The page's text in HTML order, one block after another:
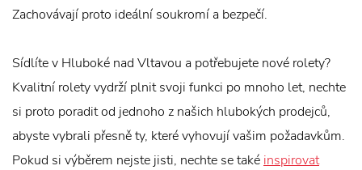
Zachovávají proto ideální soukromí a bezpečí.
Sídlíte v Hluboké nad Vltavou a potřebujete nové rolety?
Kvalitní rolety vydrží plnit svoji funkci po mnoho let, nechte
si proto poradit od jednoho z našich hlubokých prodejců,
abyste vybrali přesně ty, které vyhovují vašim požadavkům.
Pokud si výběrem nejste jisti, nechte se také inspirovat